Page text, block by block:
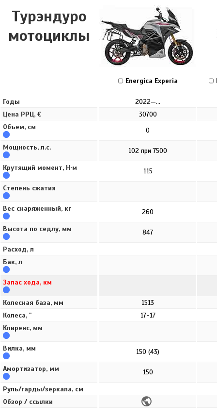
Турэндуро
мотоциклы
Годы
Цена РРЦ, €
Объем, см
Мощность, л.с.
Крутящий момент, Н·м
Степень сжатия
Вес снаряженный, кг
Высота по седлу, мм
Расход, л
Бак, л
Запас хода, км
Колесная база, мм
Колеса, "
Клиренс, мм
Вилка, мм
Амортизатор, мм
Руль/гарды/зеркала, см
Обзор / ссылки
Energica Experia
2022—...
30700
0
102 при 7500
115
260
847
1513
17-17
150 (43)
150